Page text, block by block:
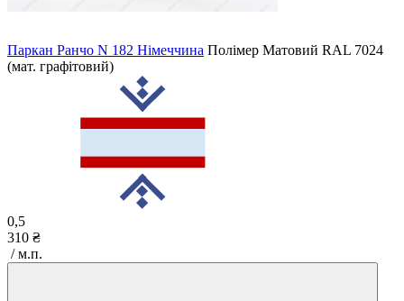
Паркан Ранчо N 182 Німеччина Полімер Матовий RAL 7024
(мат. графітовий)
0,5
310 ₴
/ м.п.